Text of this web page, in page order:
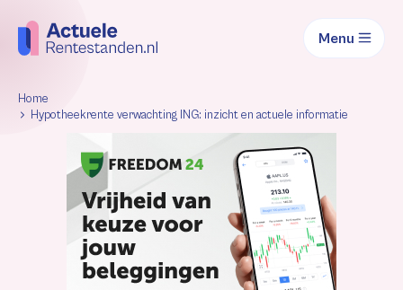
Menu
Home
Hypotheekrente verwachting ING: inzicht en actuele informatie